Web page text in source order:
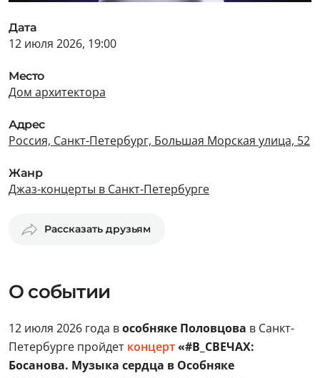
Дата
12 июля 2026, 19:00
Место
Дом архитектора
Адрес
Россия, Санкт-Петербург, Большая Морская улица, 52
Жанр
Джаз-концерты в Санкт-Петербурге
Рассказать друзьям
О событии
12 июля 2026 года вособняке Половцова в Санкт-
Петербурге пройдет концерт«#В_СВЕЧАХ:
Босанова. Музыка сердца в Особняке